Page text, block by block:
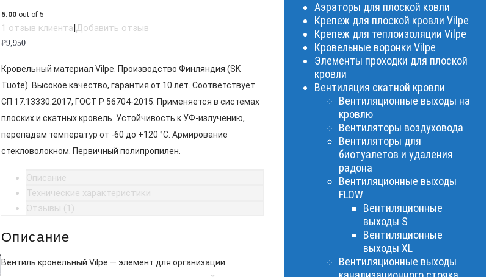
5.00out of 5
1 отзыв клиента|Добавить отзыв
₽9,950
Кровельный материал Vilpe. Производство Финляндия (SK
Tuote). Высокое качество, гарантия от 10 лет. Соответствует
СП 17.13330.2017, ГОСТ Р 56704-2015. Применяется в системах
плоских и скатных кровель. Устойчивость к УФ-излучению,
перепадам температур от -60 до +120 °C. Армирование
стекловолокном. Первичный полипропилен.
Описание
Технические характеристики
Отзывы (1)
Описание
Вентиль кровельный Vilpe — элемент для организации
Аэраторы для плоской ковли
Крепеж для плоской кровли Vilpe
Крепеж для теплоизоляции Vilpe
Кровельные воронки Vilpe
Элементы проходки для плоской
кровли
Вентиляция скатной кровли
Вентиляционные выходы на
кровлю
Вентиляторы воздуховода
Вентиляторы для
биотуалетов и удаления
радона
Вентиляционные выходы
FLOW
Вентиляционные
выходы S
Вентиляционные
выходы XL
Вентиляционные выходы